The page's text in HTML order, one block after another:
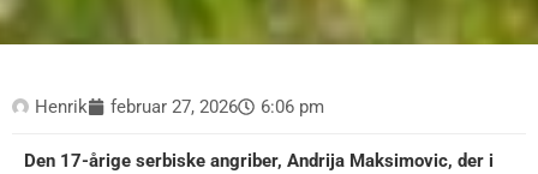
Henrik februar 27, 2026 6:06 pm
Den 17-årige serbiske angriber, Andrija Maksimovic, der i